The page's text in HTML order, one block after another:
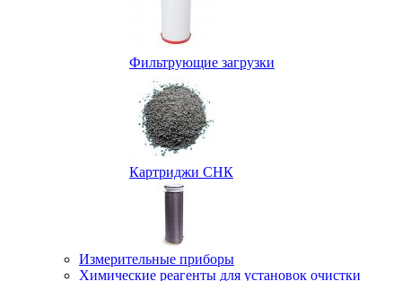
Фильтрующие загрузки
Картриджи СНК
Измерительные приборы
Химические реагенты для установок очистки